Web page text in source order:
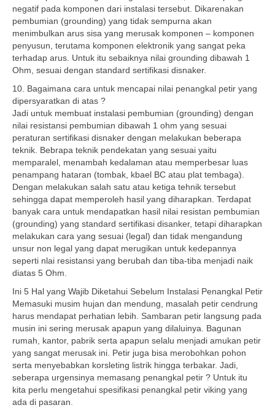
negatif pada komponen dari instalasi tersebut. Dikarenakan
pembumian (grounding) yang tidak sempurna akan
menimbulkan arus sisa yang merusak komponen – komponen
penyusun, terutama komponen elektronik yang sangat peka
terhadap arus. Untuk itu sebaiknya nilai grounding dibawah 1
Ohm, sesuai dengan standard sertifikasi disnaker.
10. Bagaimana cara untuk mencapai nilai penangkal petir yang
dipersyaratkan di atas ?
Jadi untuk membuat instalasi pembumian (grounding) dengan
nilai resistansi pembumian dibawah 1 ohm yang sesuai
peraturan sertifikasi disnaker dengan melakukan beberapa
teknik. Bebrapa teknik pendekatan yang sesuai yaitu
memparalel, menambah kedalaman atau memperbesar luas
penampang hataran (tombak, kbael BC atau plat tembaga).
Dengan melakukan salah satu atau ketiga tehnik tersebut
sehingga dapat memperoleh hasil yang diharapkan. Terdapat
banyak cara untuk mendapatkan hasil nilai resistan pembumian
(grounding) yang standard sertifikasi disanker, tetapi diharapkan
melakukan cara yang sesuai (legal) dan tidak mengandung
unsur non legal yang dapat merugikan untuk kedepannya
seperti nlai resistansi yang berubah dan tiba-tiba menjadi naik
diatas 5 Ohm.
Ini 5 Hal yang Wajib Diketahui Sebelum Instalasi Penangkal Petir
Memasuki musim hujan dan mendung, masalah petir cendrung
harus mendapat perhatian lebih. Sambaran petir langsung pada
musin ini sering merusak apapun yang dilaluinya. Bagunan
rumah, kantor, pabrik serta apapun selalu menjadi amukan petir
yang sangat merusak ini. Petir juga bisa merobohkan pohon
serta menyebabkan korsleting listrik hingga terbakar. Jadi,
seberapa urgensinya memasang penangkal petir ? Untuk itu
kita perlu mengetahui spesifikasi penangkal petir viking yang
ada di pasaran.